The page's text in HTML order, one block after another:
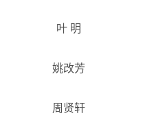
叶 明
姚改芳
周贤轩